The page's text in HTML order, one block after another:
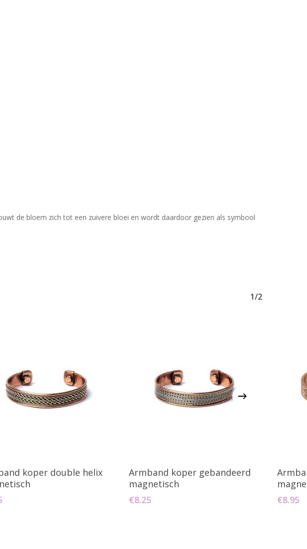
de bloem zich tot een zuivere bloei en wordt daardoor gezien als symbool
1/2
Toevoegen Aan Winkelwagen
koper double helix
Toevoegen Aan Winkelwagen
Armband koper gebandeerd
magnetisch
€8.25
€8.95